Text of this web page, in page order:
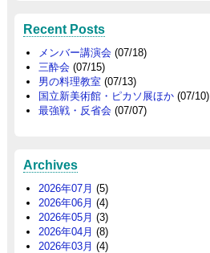
Recent Posts
メンバー講演会 (07/18)
三酔会 (07/15)
男の料理教室 (07/13)
国立新美術館・ピカソ展ほか (07/10)
最強戦・反省会 (07/07)
Archives
2026年07月 (5)
2026年06月 (4)
2026年05月 (3)
2026年04月 (8)
2026年03月 (4)